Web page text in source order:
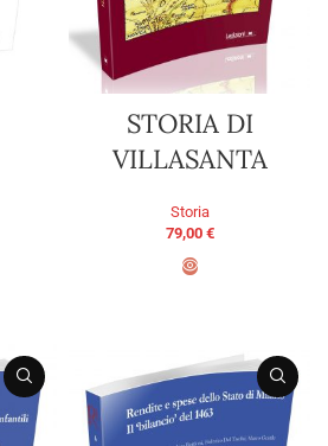
STORIA DI
VILLASANTA
Storia
79,00 €